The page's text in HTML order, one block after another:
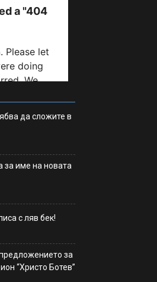
да сложите в
за име на новата
с ляв бек!
за
“Христо Ботев”